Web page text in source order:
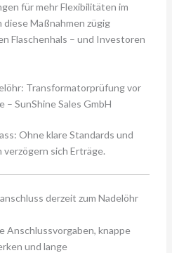
für mehr Flexibilitäten im
diese Maßnahmen zügig
Flaschenhals – und Investoren
Ohne klare Standards und
verzögern sich Erträge.
derzeit zum Nadelöhr
Anschlussvorgaben, knappe
und lange